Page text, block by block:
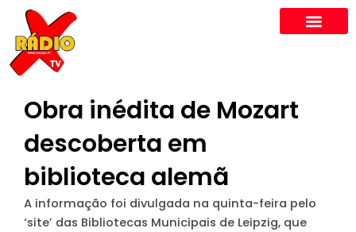
content
Obra inédita de Mozart
descoberta em
biblioteca alemã
A informação foi divulgada na quinta-feira pelo
‘site’ das Bibliotecas Municipais de Leipzig, que